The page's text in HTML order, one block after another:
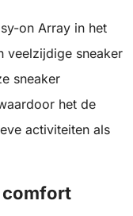
on Array in het
veelzijdige sneaker
sneaker
het de
activiteiten als
comfort